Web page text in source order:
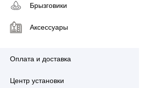
Брызговики
Аксессуары
Оплата и доставка
Центр установки